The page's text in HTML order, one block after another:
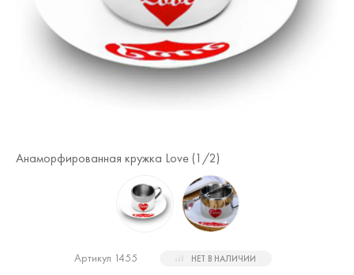
Анаморфированная кружка Love (1 /2)
Артикул 1455 НЕТ В НАЛИЧИИ